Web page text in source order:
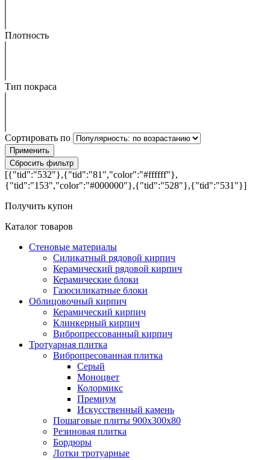
Плотность
Тип покраса
Сортировать по
[{"tid":"532"},{"tid":"81","color":"#ffffff"},
{"tid":"153","color":"#000000"},{"tid":"528"},{"tid":"531"}]
Получить купон
Каталог товаров
Стеновые материалы
Силикатный рядовой кирпич
Керамический рядовой кирпич
Керамические блоки
Газосиликатные блоки
Облицовочный кирпич
Керамический кирпич
Клинкерный кирпич
Вибропрессованный кирпич
Тротуарная плитка
Вибропресованная плитка
Серый
Моноцвет
Колормикс
Премиум
Искусственный камень
Пошаговые плиты 900х300х80
Резиновая плитка
Бордюры
Лотки тротуарные